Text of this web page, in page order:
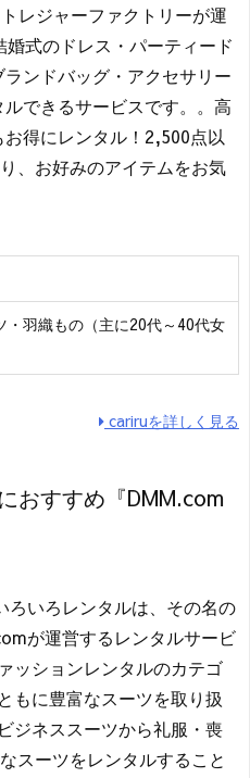
レジャーファクトリーが運
婚式のドレス・パーティード
ランドバッグ・アクセサリー
できるサービスです。。高
得にレンタル！2,500点以
、お好みのアイテムをお気
・羽織もの（主に20代～40代女
cariruを詳しく見る
おすすめ『DMM.com
ろいろレンタルは、その名の
が運営するレンタルサービ
ッションレンタルのカテゴ
もに豊富なスーツを取り扱
ジネススーツから礼服・喪
スーツをレンタルすること